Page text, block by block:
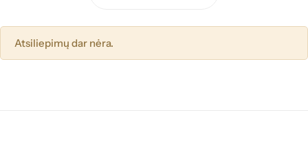
Atsiliepimų dar nėra.